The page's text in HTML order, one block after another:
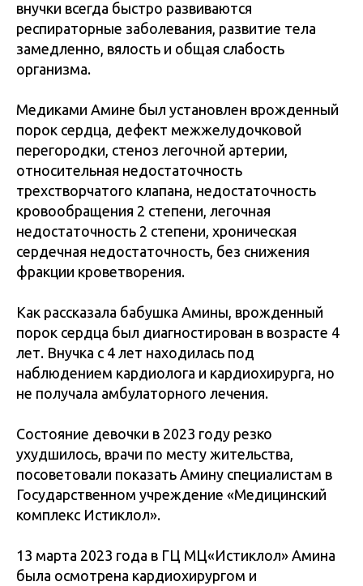
внучки всегда быстро развиваются
респираторные заболевания, развитие тела
замедленно, вялость и общая слабость
организма.
Медиками Амине был установлен врожденный
порок сердца, дефект межжелудочковой
перегородки, стеноз легочной артерии,
относительная недостаточность
трехстворчатого клапана, недостаточность
кровообращения 2 степени, легочная
недостаточность 2 степени, хроническая
сердечная недостаточность, без снижения
фракции кроветворения.
Как рассказала бабушка Амины, врожденный
порок сердца был диагностирован в возрасте 4
лет. Внучка с 4 лет находилась под
наблюдением кардиолога и кардиохирурга, но
не получала амбулаторного лечения.
Состояние девочки в 2023 году резко
ухудшилось, врачи по месту жительства,
посоветовали показать Амину специалистам в
Государственном учреждение «Медицинский
комплекс Истиклол».
13 марта 2023 года в ГЦ МЦ«Истиклол» Амина
была осмотрена кардиохирургом и